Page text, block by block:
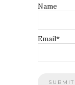
Name
Email*